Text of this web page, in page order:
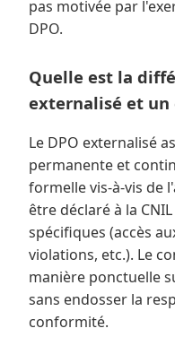
pas motivée par
DPO.
Quelle est la
externalisé et un
Le DPO externalisé
permanente et
formelle vis-à-vis de
être déclaré à la
spécifiques (accès
violations, etc.). Le
manière ponctuelle
sans endosser la
conformité.